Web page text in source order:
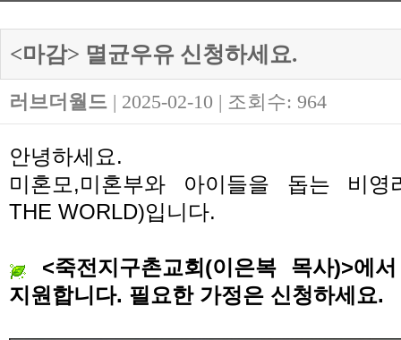
<마감> 멸균우유 신청하세요.
러브더월드 | 2025-02-10 | 조회수: 964
안녕하세요 .
미혼모 ,미혼부와 아이들을 돕는 비영
THE WORLD)입니다.
<죽전지구촌교회 (이은복 목사)>에
지원합니다. 필요한 가정은 신청하세요.